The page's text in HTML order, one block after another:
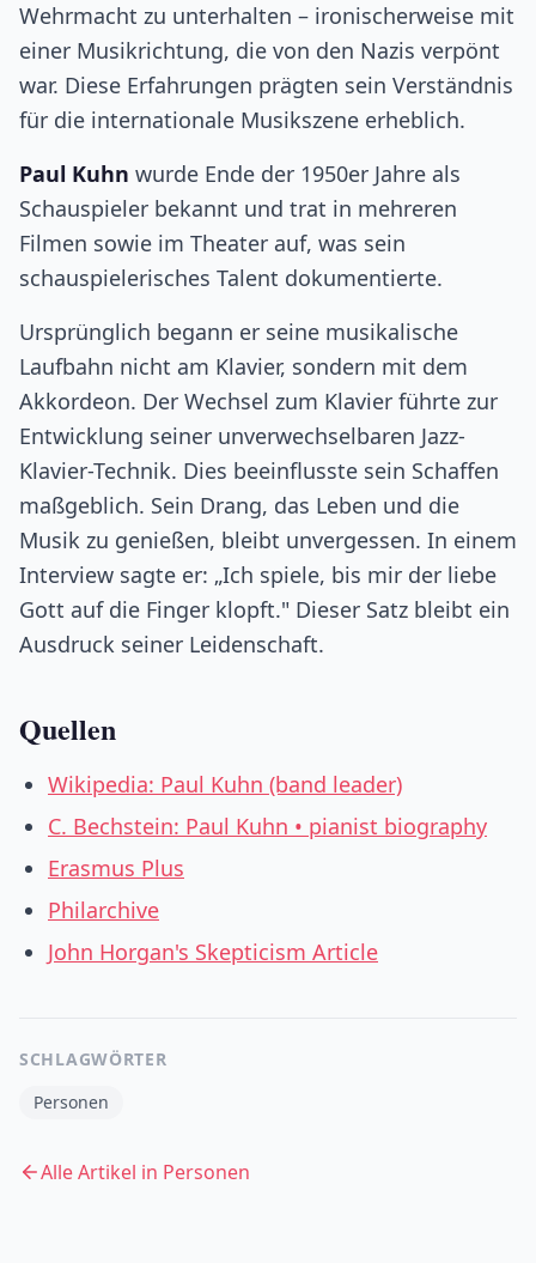
Wehrmacht zu unterhalten – ironischerweise mit
einer Musikrichtung, die von den Nazis verpönt
war. Diese Erfahrungen prägten sein Verständnis
für die internationale Musikszene erheblich.
Paul Kuhn wurde Ende der 1950er Jahre als
Schauspieler bekannt und trat in mehreren
Filmen sowie im Theater auf, was sein
schauspielerisches Talent dokumentierte.
Ursprünglich begann er seine musikalische
Laufbahn nicht am Klavier, sondern mit dem
Akkordeon. Der Wechsel zum Klavier führte zur
Entwicklung seiner unverwechselbaren Jazz-
Klavier-Technik. Dies beeinflusste sein Schaffen
maßgeblich. Sein Drang, das Leben und die
Musik zu genießen, bleibt unvergessen. In einem
Interview sagte er: „Ich spiele, bis mir der liebe
Gott auf die Finger klopft." Dieser Satz bleibt ein
Ausdruck seiner Leidenschaft.
Quellen
Wikipedia: Paul Kuhn (band leader)
C. Bechstein: Paul Kuhn • pianist biography
Erasmus Plus
Philarchive
John Horgan's Skepticism Article
SCHLAGWÖRTER
Personen
Alle Artikel in Personen